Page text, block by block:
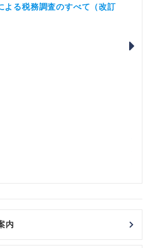
よる税務調査のすべて（改訂
内